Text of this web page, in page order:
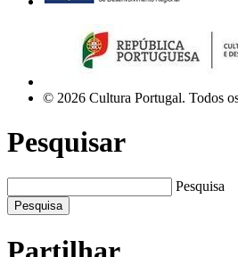
© 2026 Cultura Portugal. Todos
Pesquisar
Pesquisa
Pesquisa
Partilhar